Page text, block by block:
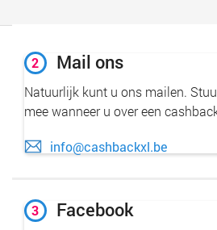
2 Mail ons
Natuurlijk kunt u ons mailen.
mee wanneer u over een
info@cashbackxl.be
3 Facebook